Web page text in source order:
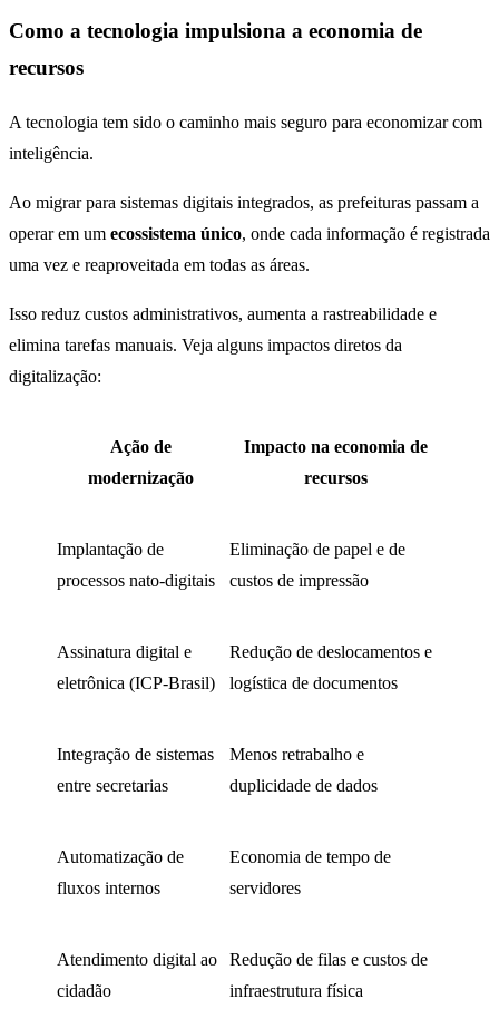
Como a tecnologia impulsiona a economia de
recursos
A tecnologia tem sido o caminho mais seguro para economizar com
inteligência.
Ao migrar para sistemas digitais integrados, as prefeituras passam a
operar em um ecossistema único, onde cada informação é registrada
uma vez e reaproveitada em todas as áreas.
Isso reduz custos administrativos, aumenta a rastreabilidade e
elimina tarefas manuais. Veja alguns impactos diretos da
digitalização:
Ação de
modernização
Impacto na economia de
recursos
Implantação de
processos nato-digitais
Eliminação de papel e de
custos de impressão
Assinatura digital e
eletrônica (ICP-Brasil)
Redução de deslocamentos e
logística de documentos
Integração de sistemas
entre secretarias
Menos retrabalho e
duplicidade de dados
Automatização de
fluxos internos
Economia de tempo de
servidores
Atendimento digital ao
cidadão
Redução de filas e custos de
infraestrutura física